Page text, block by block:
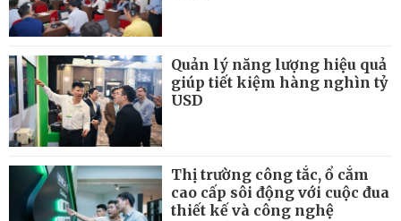
Quản lý năng lượng hiệu quả
giúp tiết kiệm hàng nghìn tỷ
USD
Thị trường công tắc, ổ cắm
cao cấp sôi động với cuộc đua
thiết kế và công nghệ